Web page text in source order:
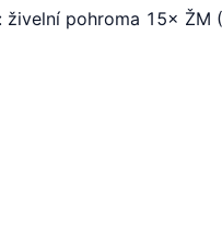
pohroma 15×